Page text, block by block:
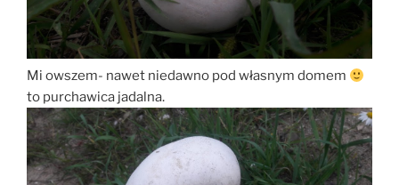
Mi owszem- nawet niedawno pod własnym domem
to purchawica jadalna.